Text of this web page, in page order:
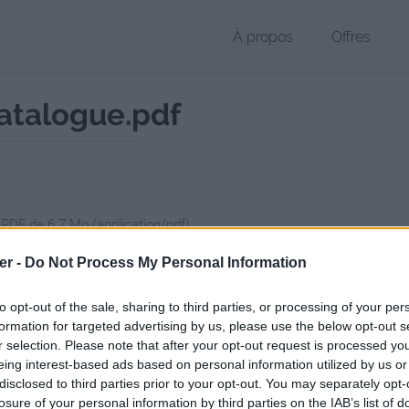
- Do Not Process My Personal Information
opt-out of the sale, sharing to third parties, or processing of your
for targeted advertising by us, please use the below opt-out
selection. Please note that after your opt-out request is processed
interest-based ads based on personal information utilized by us
to third parties prior to your opt-out. You may separately
of your personal information by third parties on the IAB’s list of
À propos Offres
de 6.7 Mo (application/pdf)
page de téléchargement a été vue 156 fois depuis l'envoi du
fichier.fr/2025/04/05/prixeuropa2017catalogue/ Copier
sur le